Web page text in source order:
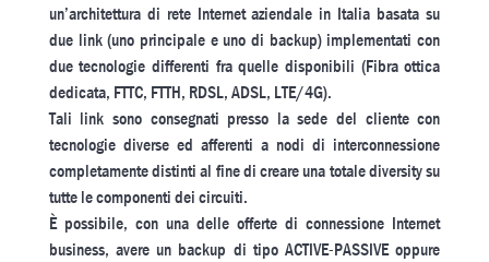
un’architettura di rete Internet aziendale in Italia basata su
due link (uno principale e uno di backup) implementati con
due tecnologie differenti fra quelle disponibili (Fibra ottica
dedicata, FTTC, FTTH, RDSL, ADSL, LTE/4G).
Tali link sono consegnati presso la sede del cliente con
tecnologie diverse ed afferenti a nodi di interconnessione
completamente distinti al fine di creare una totale diversity su
tutte le componenti dei circuiti.
È possibile, con una delle offerte di connessione Internet
business, avere un backup di tipo ACTIVE-PASSIVE oppure